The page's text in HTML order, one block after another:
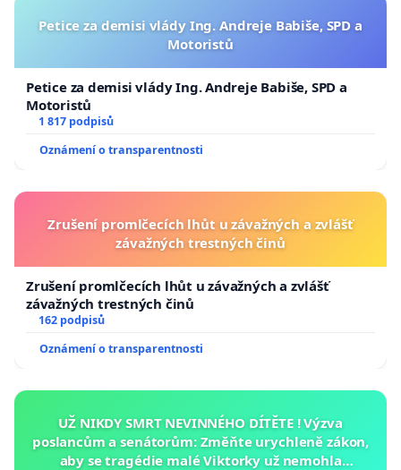
Petice za demisi vlády Ing. Andreje Babiše, SPD a
Motoristů
Petice za demisi vlády Ing. Andreje Babiše, SPD a
Motoristů
1 817 podpisů
Oznámení o transparentnosti
Zrušení promlčecích lhůt u závažných a zvlášť
závažných trestných činů
Zrušení promlčecích lhůt u závažných a zvlášť
závažných trestných činů
162 podpisů
Oznámení o transparentnosti
UŽ NIKDY SMRT NEVINNÉHO DÍTĚTE ! Výzva
poslancům a senátorům: Změňte urychleně zákon,
aby se tragédie malé Viktorky už nemohla